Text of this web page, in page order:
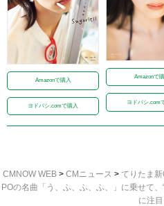
Amazonで購入
ヨドバシ.comで購入
Amazonで
ヨドバシ.com
CMNOW WEB> CMニュース > てりたま
POの名曲「う、ふ、ふ、ふ、」に乗せて
に注目